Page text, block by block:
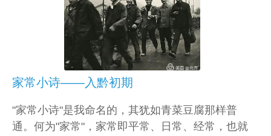
家常小诗——入黔初期
"家常小诗"是我命名的，其犹如青菜豆腐那样普
通。何为"家常"，家常即平常、日常、经常，也就